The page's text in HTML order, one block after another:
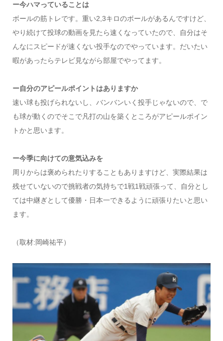
ー今ハマっていることは
ボールの筋トレです。重い2,3キロのボールがあるんですけど、
やり続けて投球の動画を見たら速くなっていたので、自分はそ
んなにスピードが速くない投手なのでやっています。だいたい
暇があったらテレビ見ながら部屋でやってます。
ー自分のアピールポイントはありますか
速い球も投げられないし、バンバンいく投手じゃないので、で
も球が動くのでそこで凡打の山を築くところがアピールポイン
トかと思います。
ー今季に向けての意気込みを
周りからは褒められたりすることもありますけど、実際結果は
残せていないので挑戦者の気持ちで1戦1戦頑張って、自分とし
ては中継ぎとして優勝・日本一できるように頑張りたいと思い
ます。
（取材:岡崎祐平）